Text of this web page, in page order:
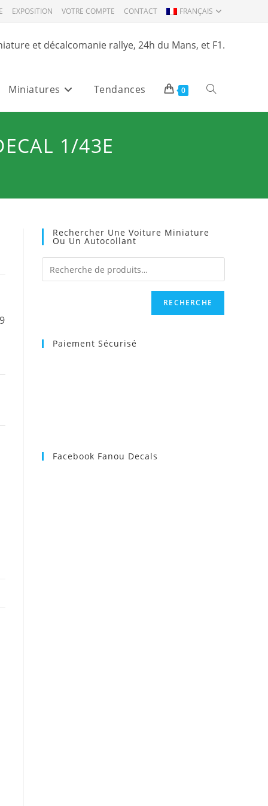
EXPOSITION VOTRE COMPTE CONTACT FRANÇAIS
et décalcomanie rallye, 24h du Mans, et F1.
Miniatures Tendances 0 Toggle
1/43E
Rechercher Une Voiture Miniature
Ou Un Autocollant
RECHERCHE
Paiement Sécurisé
Facebook Fanou Decals